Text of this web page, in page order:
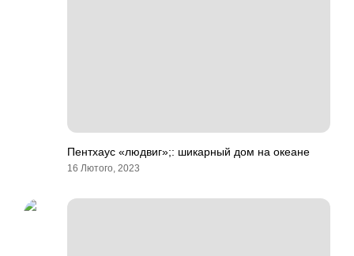
Пентхаус «людвиг»;: шикарный дом на океане
16 Лютого, 2023